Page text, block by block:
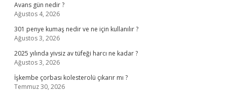
Avans gün nedir ?
Ağustos 4, 2026
301 penye kumaş nedir ve ne için kullanılır ?
Ağustos 3, 2026
2025 yılında yivsiz av tüfeği harcı ne kadar ?
Ağustos 3, 2026
İşkembe çorbası kolesterolü çıkarır mı ?
Temmuz 30, 2026